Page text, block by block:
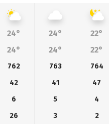
24° 24°
22°
24° 24° 22°
762 763
764
42 41
47
6 5
4
26 3 2